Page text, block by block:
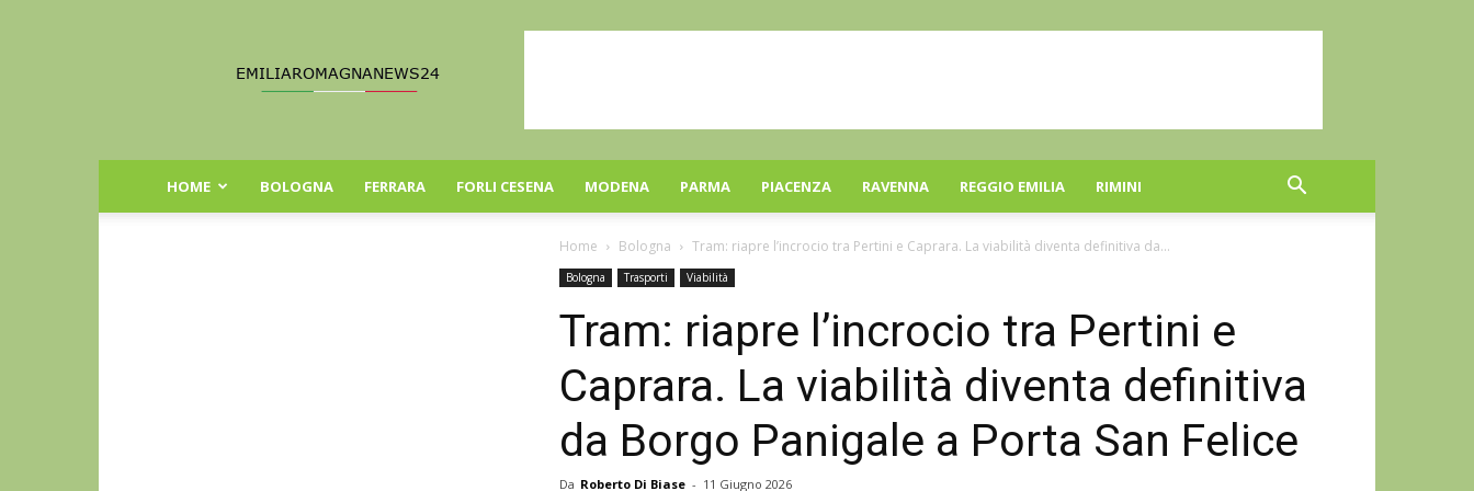
Romagna
HOME BOLOGNA FERRARA FORLI CESENA MODENA PARMA PIACENZA RAVENNA REGGIO EMILIA RIMINI
Home Bologna Tram: riapre l’incrocio tra Pertini e Caprara. La viabilità diventa definitiva da...
Bologna Trasporti Viabilità
Tram: riapre l’incrocio tra Pertini e
Caprara. La viabilità diventa definitiva
da Borgo Panigale a Porta San Felice
Da Roberto Di Biase - 11 Giugno 2026